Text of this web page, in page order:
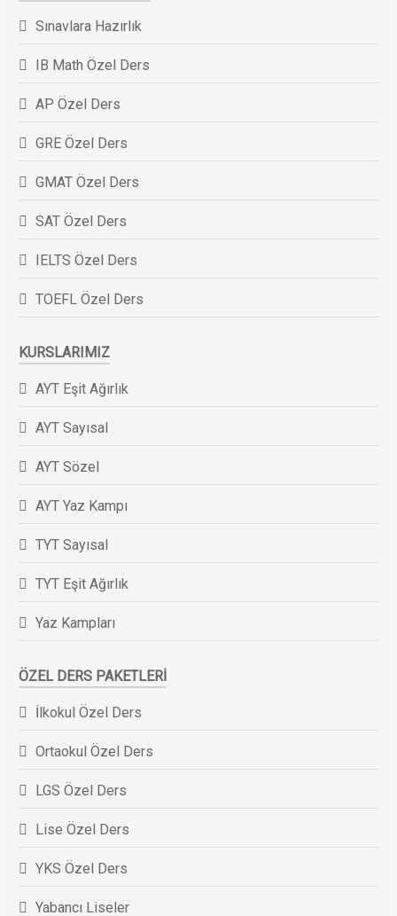
Sınavlara Hazırlık
IB Math Özel Ders
AP Özel Ders
GRE Özel Ders
GMAT Özel Ders
SAT Özel Ders
IELTS Özel Ders
TOEFL Özel Ders
KURSLARIMIZ
AYT Eşit Ağırlık
AYT Sayısal
AYT Sözel
AYT Yaz Kampı
TYT Sayısal
TYT Eşit Ağırlık
Yaz Kampları
ÖZEL DERS PAKETLERI
İlkokul Özel Ders
Ortaokul Özel Ders
LGS Özel Ders
Lise Özel Ders
YKS Özel Ders
Yabancı Liseler